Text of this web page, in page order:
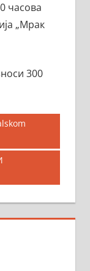
часова
„Мрак
300